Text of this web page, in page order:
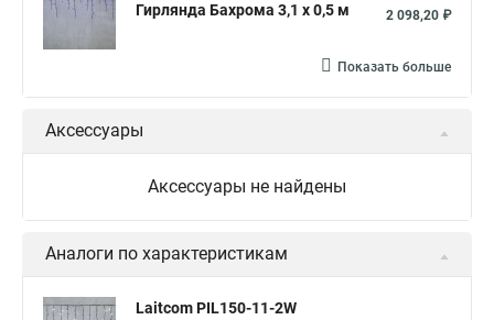
Гирлянда Бахрома 3,1 x 0,5 м
2 098,20 ₽
Показать больше
Аксессуары
Аксессуары не найдены
Аналоги по характеристикам
Laitcom PIL150-11-2W